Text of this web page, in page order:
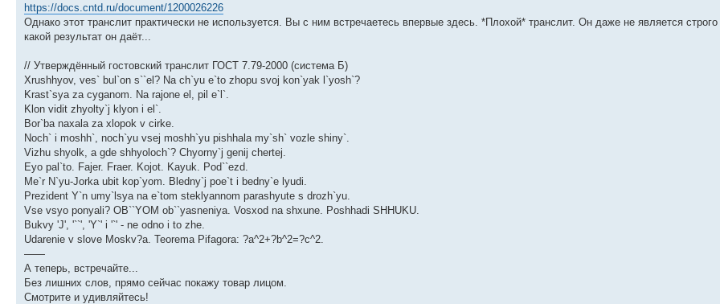
https://docs.cntd.ru/document/1200026226
Однако этот транслит практически не используется. Вы с ним встречаетесь впервые здесь. *Плохой* транслит. Он даже не является
какой результат он даёт...
// Утверждённый гостовский транслит ГОСТ 7.79-2000 (система Б)
Xrushhyov, ves` bul`on s``el? Na ch`yu e`to zhopu svoj kon`yak l`yosh`?
Krast`sya za cyganom. Na rajone el, pil e`l`.
Klon vidit zhyolty`j klyon i el`.
Bor`ba naxala za xlopok v cirke.
Noch` i moshh`, noch`yu vsej moshh`yu pishhala my`sh` vozle shiny`.
Vizhu shyolk, a gde shhyoloch`? Chyorny`j genij chertej.
Eyo pal`to. Fajer. Fraer. Kojot. Kayuk. Pod``ezd.
Me`r N`yu-Jorka ubit kop`yom. Bledny`j poe`t i bedny`e lyudi.
Prezident Y`n umy`lsya na e`tom steklyannom parashyute s drozh`yu.
Vse vsyo ponyali? OB``YOM ob``yasneniya. Vosxod na shxune. Poshhadi SHHUKU.
Bukvy 'J', '``', 'Y`' i '`' - ne odno i to zhe.
Udarenie v slove Moskv?a. Teorema Pifagora: ?a^2+?b^2=?c^2.
——
А теперь, встречайте...
Без лишних слов, прямо сейчас покажу товар лицом.
Смотрите и удивляйтесь!